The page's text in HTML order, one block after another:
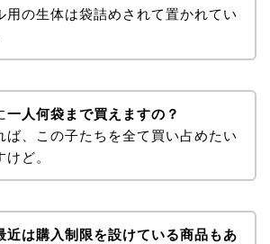
用の生体は袋詰めされて置かれてい
一人何袋まで買えますの？
ば、この子たちを全て買い占めたい
けど。
近は購入制限を設けている商品もあ